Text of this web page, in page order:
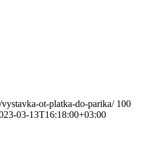
ot-platka-do-parika/ 100
03-13T16:18:00+03:00